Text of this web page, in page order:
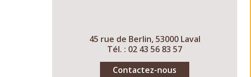
45 rue de Berlin, 53000 Laval
Tél. : 02 43 56 83 57
Contactez-nous